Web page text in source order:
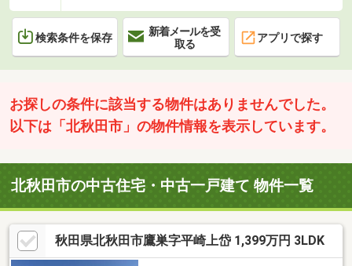
検索条件を保存
新着メールを受
取る
アプリで探す
お探しの条件に該当する物件はありませんでした。
以下は「北秋田市」の物件情報を表示しています。
北秋田市の中古住宅・中古一戸建て 物件一覧
秋田県北秋田市鷹巣字平崎上岱 1,399万円 3LDK